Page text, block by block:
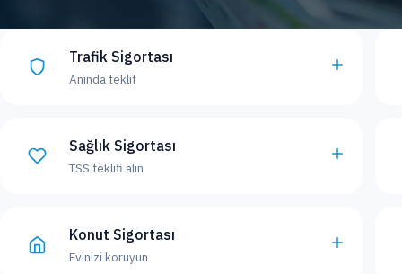
Trafik Sigortası
Anında teklif
Sağlık Sigortası
TSS teklifi alın
Konut Sigortası
Evinizi koruyun